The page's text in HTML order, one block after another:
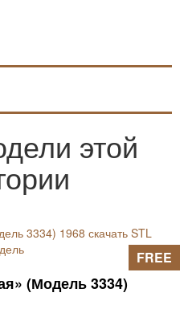
этой
(Модель 3334)
FREE